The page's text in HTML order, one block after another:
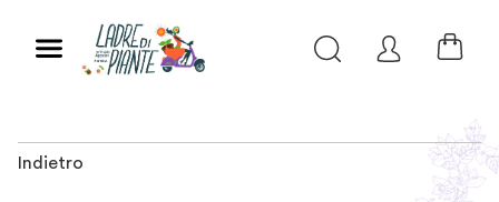
Indietro